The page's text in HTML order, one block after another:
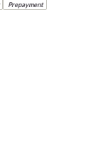
Prepayment